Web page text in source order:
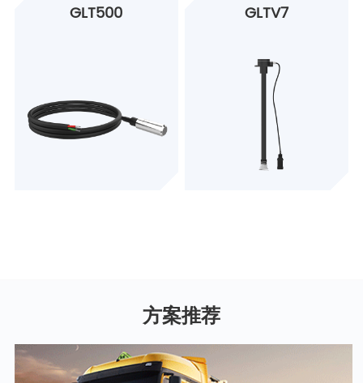
GLT500 GLTV7
方案推荐